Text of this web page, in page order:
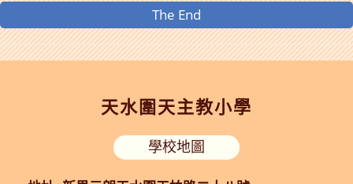
The End
天水圍天主教小學
學校地圖